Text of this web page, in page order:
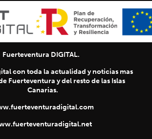
Fuerteventura DIGITAL.
con toda la actualidad y noticias mas
Fuerteventura y del resto de las Islas
Canarias.